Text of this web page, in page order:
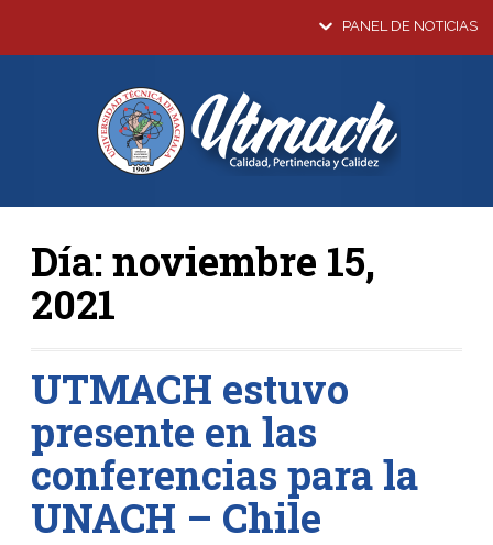
PANEL DE NOTICIAS
Día:noviembre 15,
2021
UTMACH estuvo
presente en las
conferencias para la
UNACH – Chile